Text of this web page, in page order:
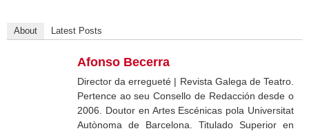
About Latest Posts
Afonso Becerra
Director da erregueté | Revista Galega de Teatro.
Pertence ao seu Consello de Redacción desde o
2006. Doutor en Artes Escénicas pola Universitat
Autònoma de Barcelona. Titulado Superior en